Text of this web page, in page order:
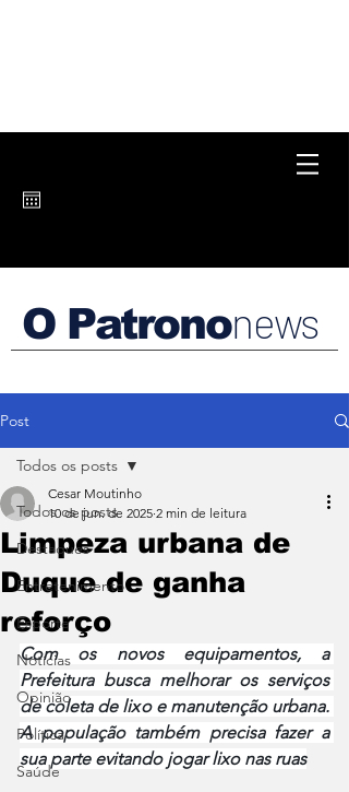
O Patrononews
Post
Todos os posts
Destaques
Entretenimento
Esporte
Notícias
Opinião
Política
Saúde
Todos os posts
Limpeza urbana de
Duque de ganha
reforço
Cesar Moutinho
10 de jun. de 2025 2 min de leitura
Com os novos equipamentos, a
Prefeitura busca melhorar os serviços
de coleta de lixo e manutenção urbana.
A população também precisa fazer a
sua parte evitando jogar lixo nas ruas